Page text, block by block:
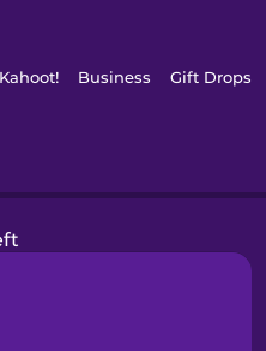
Kahoot! Business Gift Drops